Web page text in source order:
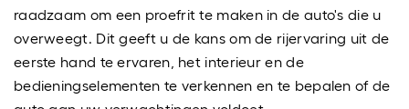
raadzaam om een proefrit te maken in de auto's die u
overweegt. Dit geeft u de kans om de rijervaring uit de
eerste hand te ervaren, het interieur en de
bedieningselementen te verkennen en te bepalen of de